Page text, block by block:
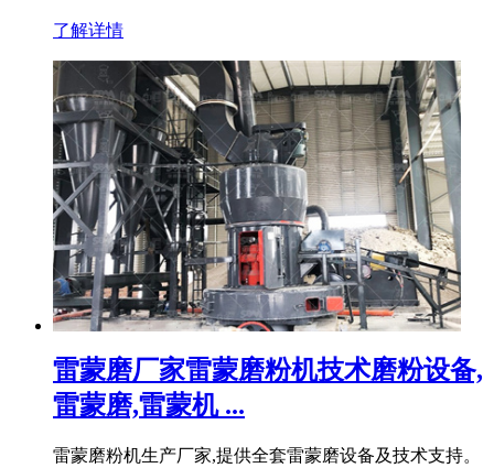
了解详情
雷蒙磨厂家雷蒙磨粉机技术磨粉设备,
雷蒙磨,雷蒙机 ...
雷蒙磨粉机生产厂家,提供全套雷蒙磨设备及技术支持。